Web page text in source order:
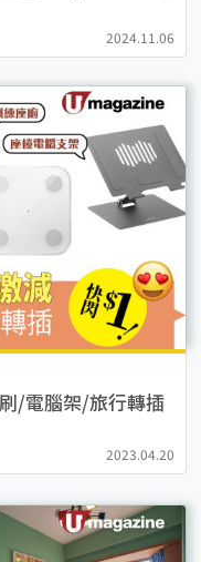
2024.11.06
/電腦架/旅行轉插
2023.04.20